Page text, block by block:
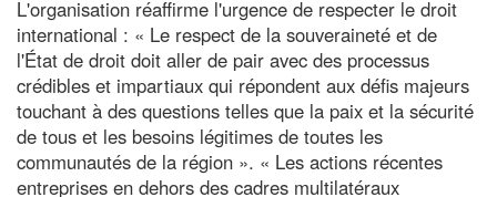
L'organisation réaffirme l'urgence de respecter le droit
international : « Le respect de la souveraineté et de
l'État de droit doit aller de pair avec des processus
crédibles et impartiaux qui répondent aux défis majeurs
touchant à des questions telles que la paix et la sécurité
de tous et les besoins légitimes de toutes les
communautés de la région ». « Les actions récentes
entreprises en dehors des cadres multilatéraux